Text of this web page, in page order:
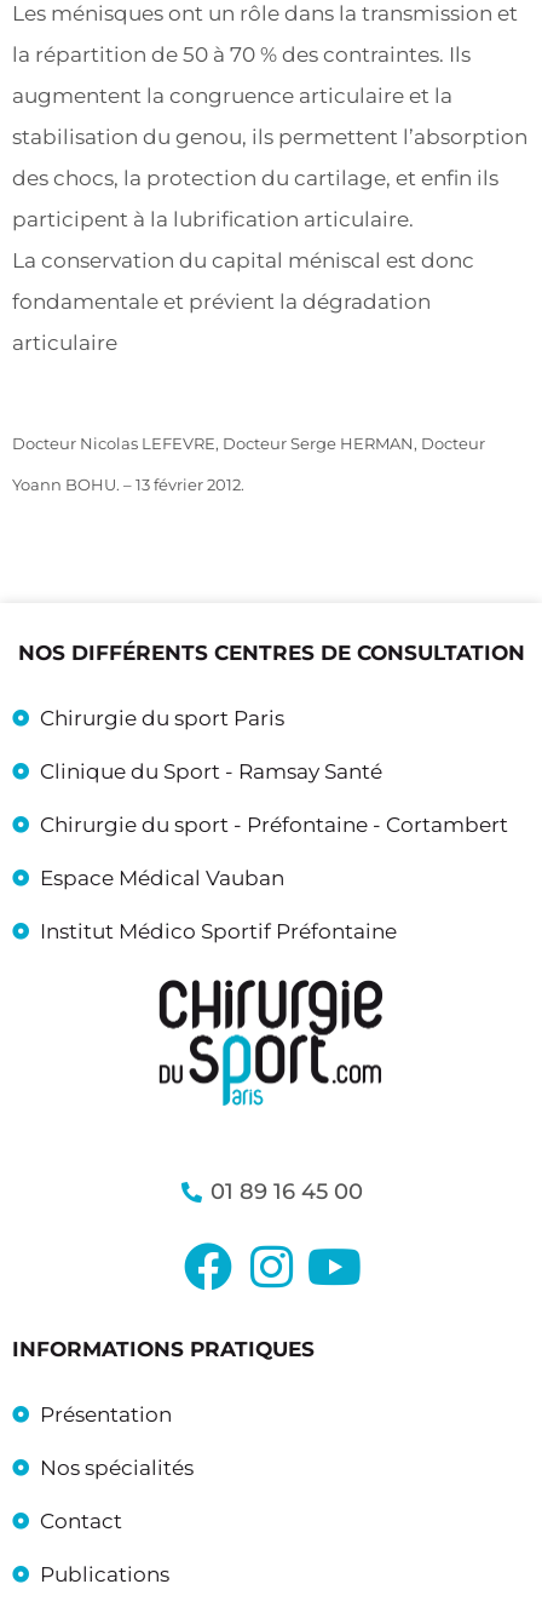
Les ménisques ont un rôle dans la transmission et
la répartition de 50 à 70 % des contraintes. Ils
augmentent la congruence articulaire et la
stabilisation du genou, ils permettent l’absorption
des chocs, la protection du cartilage, et enfin ils
participent à la lubrification articulaire.
La conservation du capital méniscal est donc
fondamentale et prévient la dégradation
articulaire
Docteur Nicolas LEFEVRE, Docteur Serge HERMAN, Docteur
Yoann BOHU. – 13 février 2012.
NOS DIFFÉRENTS CENTRES DE CONSULTATION
Chirurgie du sport Paris
Clinique du Sport - Ramsay Santé
Chirurgie du sport - Préfontaine - Cortambert
Espace Médical Vauban
Institut Médico Sportif Préfontaine
01 89 16 45 00
INFORMATIONS PRATIQUES
Présentation
Nos spécialités
Contact
Publications